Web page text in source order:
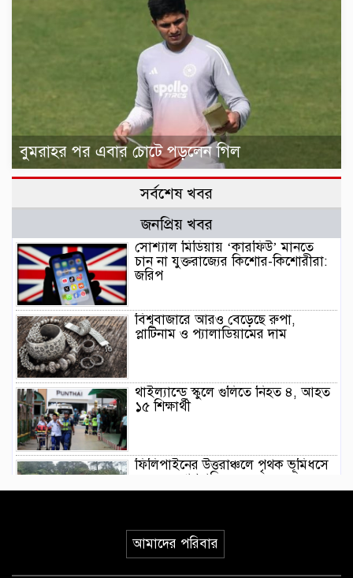
বুমরাহর পর এবার চোটে পড়লেন গিল
সর্বশেষ খবর
জনপ্রিয় খবর
সোশ্যাল মিডিয়ায় ‘কারফিউ’ মানতে
চান না যুক্তরাজ্যের কিশোর-কিশোরীরা:
জরিপ
বিশ্ববাজারে আরও বেড়েছে রুপা,
প্লাটিনাম ও প্যালাডিয়ামের দাম
থাইল্যান্ডে স্কুলে গুলিতে নিহত ৪, আহত
১৫ শিক্ষার্থী
ফিলিপাইনের উত্তরাঞ্চলে পৃথক ভূমিধসে
৪ জনের প্রাণহানি
ইয়েমেনে হুথিদের ড্রোন হামলা,
ভূপাতিতের দাবি সরকারি বাহিনীর
আমাদের পরিবার